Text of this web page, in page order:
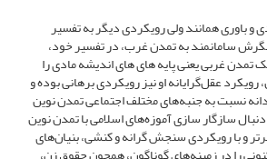
و باوری همانند ولی رویکردی دیگر به تفسیر
نگرش سامانمند به تمدن غرب، در تفسیر خود،
تمدن غربی یعنی پایه های های اندیشه مادی را
رویکرد عقل‌گرایانه او نیز رویکردی برهانی بوده و
نسبت به جنبه‌های مختلف اجتماعی تمدن نوین
سازگار سازی آموزه‌های اسلامی با تمدن نوین
و با رویکردی سنجش گرانه و کنشی، بنیان‌های